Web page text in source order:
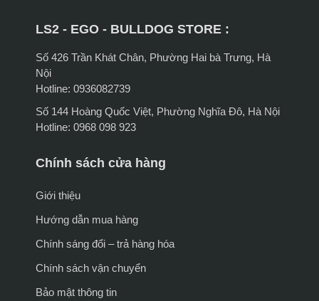
LS2 - EGO - BULLDOG STORE :
Số 426 Trần Khát Chân, Phường Hai bà Trưng, Hà
Nội
Hotline: 0936082739
Số 144 Hoàng Quốc Việt, Phường Nghĩa Đô, Hà Nội
Hotline: 0968 098 923
Chính sách cửa hàng
Giới thiệu
Hướng dẫn mua hàng
Chính sáng đổi – trả hàng hóa
Chính sách vận chuyển
Bảo mật thông tin